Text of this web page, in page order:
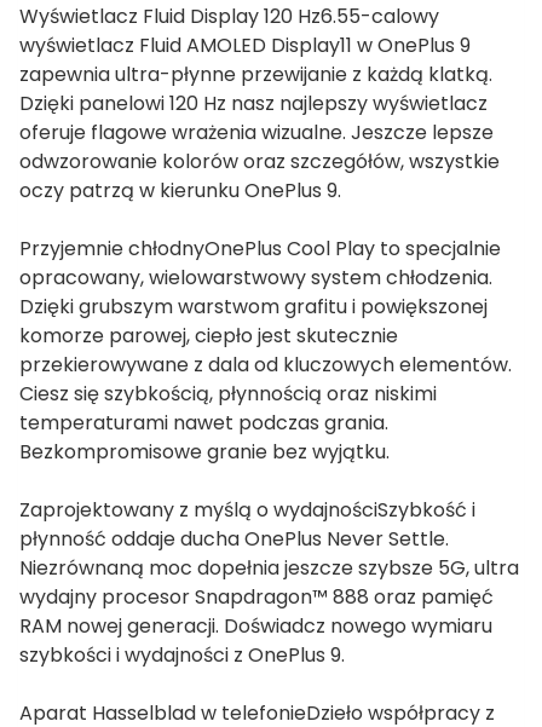
Wyświetlacz Fluid Display 120 Hz6.55-calowy
wyświetlacz Fluid AMOLED Display11 w OnePlus 9
zapewnia ultra-płynne przewijanie z każdą klatką.
Dzięki panelowi 120 Hz nasz najlepszy wyświetlacz
oferuje flagowe wrażenia wizualne. Jeszcze lepsze
odwzorowanie kolorów oraz szczegółów, wszystkie
oczy patrzą w kierunku OnePlus 9.
Przyjemnie chłodnyOnePlus Cool Play to specjalnie
opracowany, wielowarstwowy system chłodzenia.
Dzięki grubszym warstwom grafitu i powiększonej
komorze parowej, ciepło jest skutecznie
przekierowywane z dala od kluczowych elementów.
Ciesz się szybkością, płynnością oraz niskimi
temperaturami nawet podczas grania.
Bezkompromisowe granie bez wyjątku.
Zaprojektowany z myślą o wydajnościSzybkość i
płynność oddaje ducha OnePlus Never Settle.
Niezrównaną moc dopełnia jeszcze szybsze 5G, ultra
wydajny procesor Snapdragon™ 888 oraz pamięć
RAM nowej generacji. Doświadcz nowego wymiaru
szybkości i wydajności z OnePlus 9.
Aparat Hasselblad w telefonieDzieło współpracy z